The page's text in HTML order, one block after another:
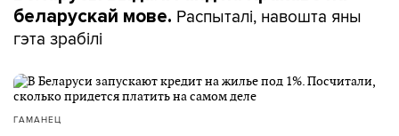
беларускай мове. Распыталі, навошта яны
гэта зрабілі
ГАМАНЕЦ